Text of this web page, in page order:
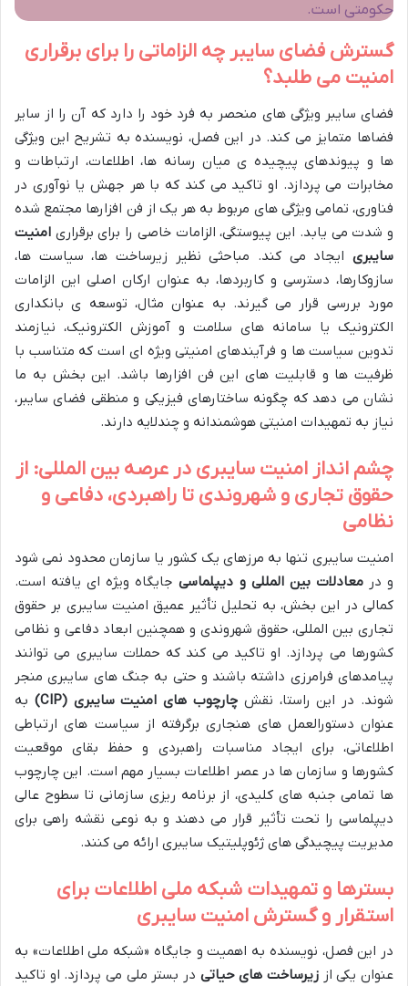
حکومتی است.
گسترش فضای سایبر چه الزاماتی را برای برقراری
امنیت می طلبد؟
فضای سایبر ویژگی های منحصر به فرد خود را دارد که آن را از سایر
فضاها متمایز می کند. در این فصل، نویسنده به تشریح این ویژگی
ها و پیوندهای پیچیده ی میان رسانه ها، اطلاعات، ارتباطات و
مخابرات می پردازد. او تاکید می کند که با هر جهش یا نوآوری در
فناوری، تمامی ویژگی های مربوط به هر یک از فن افزارها مجتمع شده
و شدت می یابد. این پیوستگی، الزامات خاصی را برای برقراری امنیت
سایبری ایجاد می کند. مباحثی نظیر زیرساخت ها، سیاست ها،
سازوکارها، دسترسی و کاربردها، به عنوان ارکان اصلی این الزامات
مورد بررسی قرار می گیرند. به عنوان مثال، توسعه ی بانکداری
الکترونیک یا سامانه های سلامت و آموزش الکترونیک، نیازمند
تدوین سیاست ها و فرآیندهای امنیتی ویژه ای است که متناسب با
ظرفیت ها و قابلیت های این فن افزارها باشد. این بخش به ما
نشان می دهد که چگونه ساختارهای فیزیکی و منطقی فضای سایبر،
نیاز به تمهیدات امنیتی هوشمندانه و چندلایه دارند.
چشم انداز امنیت سایبری در عرصه بین المللی: از
حقوق تجاری و شهروندی تا راهبردی، دفاعی و
نظامی
امنیت سایبری تنها به مرزهای یک کشور یا سازمان محدود نمی شود
و درمعادلات بین المللی و دیپلماسیجایگاه ویژه ای یافته است.
کمالی در این بخش، به تحلیل تأثیر عمیق امنیت سایبری بر حقوق
تجاری بین المللی، حقوق شهروندی و همچنین ابعاد دفاعی و نظامی
کشورها می پردازد. او تاکید می کند که حملات سایبری می توانند
پیامدهای فرامرزی داشته باشند و حتی به جنگ های سایبری منجر
شوند. در این راستا، نقش چارچوب های امنیت سایبری (CIP)
به
عنوان دستورالعمل های هنجاری برگرفته از سیاست های ارتباطی
اطلاعاتی، برای ایجاد مناسبات راهبردی و حفظ بقای موقعیت
کشورها و سازمان ها در عصر اطلاعات بسیار مهم است. این چارچوب
ها تمامی جنبه های کلیدی، از برنامه ریزی سازمانی تا سطوح عالی
دیپلماسی را تحت تأثیر قرار می دهند و به نوعی نقشه راهی برای
مدیریت پیچیدگی های ژئوپلیتیک سایبری ارائه می کنند.
بسترها و تمهیدات شبکه ملی اطلاعات برای
استقرار و گسترش امنیت سایبری
در این فصل، نویسنده به اهمیت و جایگاه «شبکه ملی اطلاعات» به
عنوان یکی از زیرساخت های حیاتی در بستر ملی می پردازد. او تاکید